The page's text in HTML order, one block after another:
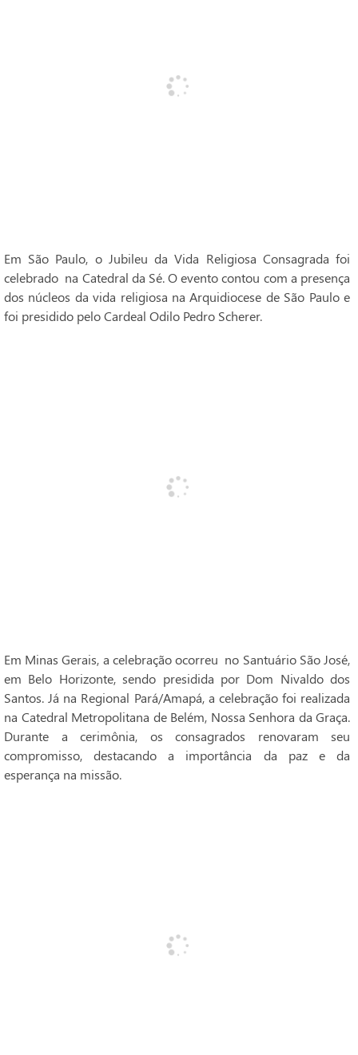
Em São Paulo, o Jubileu da Vida Religiosa Consagrada foi
celebrado na Catedral da Sé. O evento contou com a presença
dos núcleos da vida religiosa na Arquidiocese de São Paulo e
foi presidido pelo Cardeal Odilo Pedro Scherer.
Em Minas Gerais, a celebração ocorreu no Santuário São José,
em Belo Horizonte, sendo presidida por Dom Nivaldo dos
Santos. Já na Regional Pará/Amapá, a celebração foi realizada
na Catedral Metropolitana de Belém, Nossa Senhora da Graça.
Durante a cerimônia, os consagrados renovaram seu
compromisso, destacando a importância da paz e da
esperança na missão.